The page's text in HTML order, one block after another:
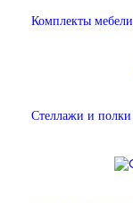
Комплекты мебели
Стеллажи и полки